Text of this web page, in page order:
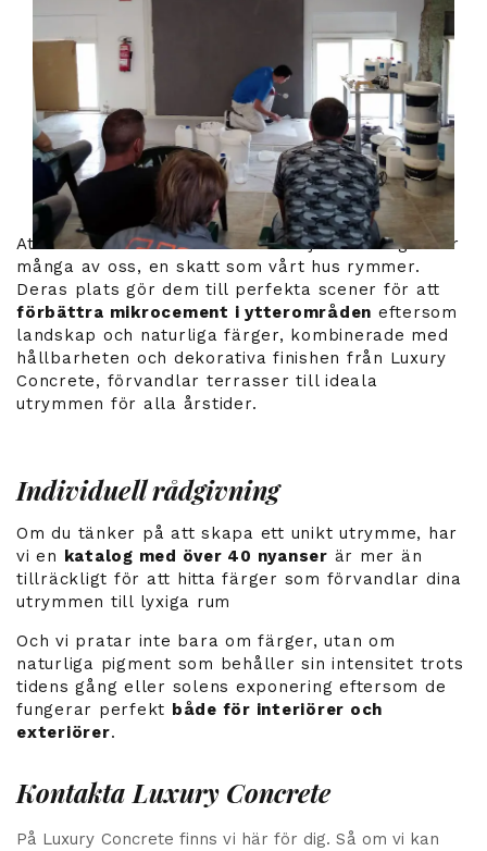
Att ha en terrass har blivit ett objekt av begär för
många av oss, en skatt som vårt hus rymmer.
Deras plats gör dem till perfekta scener för att
förbättra mikrocement i ytterområden eftersom
landskap och naturliga färger, kombinerade med
hållbarheten och dekorativa finishen från Luxury
Concrete, förvandlar terrasser till ideala
utrymmen för alla årstider.
Individuell rådgivning
Om du tänker på att skapa ett unikt utrymme, har
vi en katalog med över 40 nyanser är mer än
tillräckligt för att hitta färger som förvandlar dina
utrymmen till lyxiga rum
Och vi pratar inte bara om färger, utan om
naturliga pigment som behåller sin intensitet trots
tidens gång eller solens exponering eftersom de
fungerar perfekt både för interiörer och
exteriörer.
Kontakta Luxury Concrete
På Luxury Concrete finns vi här för dig. Så om vi kan